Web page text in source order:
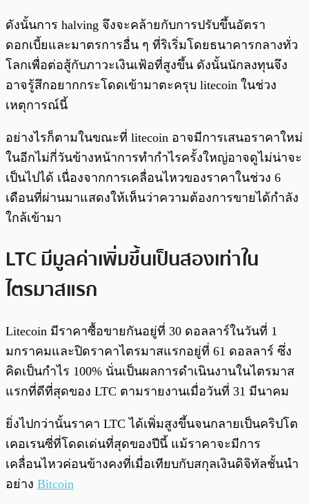
ดังนั้นการ halving จึงจะคล้ายกับการปรับขึ้นอัตรา
ดอกเบี้ยและมาตรการอื่น ๆ ที่ริเริ่มโดยธนาคารกลางทั่ว
โลกเพื่อต่อสู้กับภาวะเงินเฟ้อที่สูงขึ้น ดังนั้นนักลงทุนจึง
อาจรู้สึกอยากกระโดดเข้ามาตะครุบ litecoin ในช่วง
เหตุการณ์นี้
อย่างไรก็ตามในขณะที่ litecoin อาจมีการเสนอราคาใหม่
ในอีกไม่กี่วันข้างหน้าการทำกำไรครั้งใหญ่อาจดูไม่น่าจะ
เป็นไปได้ เนื่องจากการเคลื่อนไหวของราคาในช่วง 6
เดือนที่ผ่านมาแสดงให้เห็นว่าความต้องการขายได้กำลัง
ใกล้เข้ามา
LTC มีมูลค่าเพิ่มขึ้นเป็นสองเท่าใน
ไตรมาสแรก
Litecoin มีราคาซื้อขายกันอยู่ที่ 30 ดอลลาร์ในวันที่ 1
มกราคมและปิดราคาไตรมาสแรกอยู่ที่ 61 ดอลลาร์ ซึ่ง
คิดเป็นกำไร 100% นั่นเป็นผลการดำเนินงานในไตรมาส
แรกที่ดีที่สุดของ LTC ตามรายงานเมื่อวันที่ 31 มีนาคม
ยิ่งไปกว่านั้นราคา LTC ได้เพิ่มสูงขึ้นจนกลายเป็นคริปโต
เคอเรนซี่ที่โดดเด่นที่สุดของปีนี้ แม้ราคาจะมีการ
เคลื่อนไหวค่อนข้างคงที่เมื่อเทียบกับสกุลเงินดิจิทัลชั้นนำ
อย่าง Bitcoin